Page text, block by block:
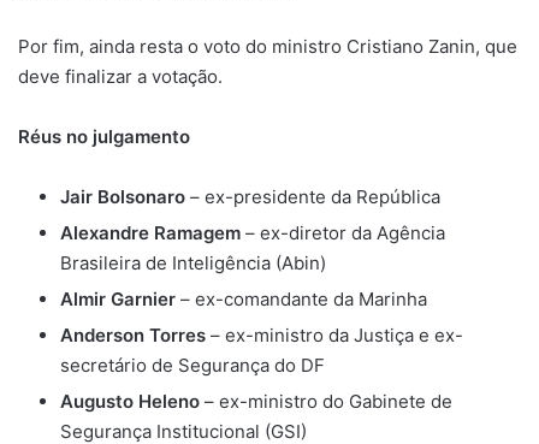
Por fim, ainda resta o voto do ministro Cristiano Zanin, que
deve finalizar a votação.
Réus no julgamento
Jair Bolsonaro – ex-presidente da República
Alexandre Ramagem – ex-diretor da Agência
Brasileira de Inteligência (Abin)
Almir Garnier – ex-comandante da Marinha
Anderson Torres – ex-ministro da Justiça e ex-
secretário de Segurança do DF
Augusto Heleno – ex-ministro do Gabinete de
Segurança Institucional (GSI)